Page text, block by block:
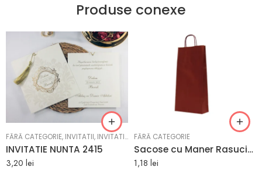
Produse conexe
FĂRĂ CATEGORIE, INVITATII, INVITATII NUNTA
INVITATIE NUNTA 2415
3,20 lei
FĂRĂ CATEGORIE
Sacose cu Maner Rasucit 18 x 8,5 x 30 cm BORDEAUX
1,18 lei